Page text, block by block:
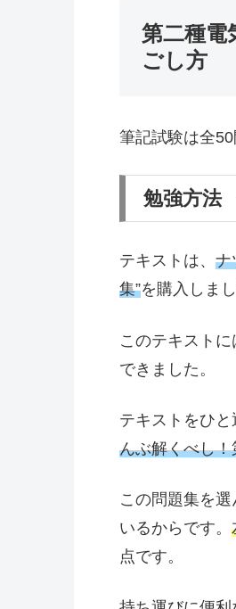
第二種
ごし方
筆記試験は全
勉強方法
テキストは、 ナ
集”を購入しまし
このテキストに
できました。
テキストをひと
んぶ解くべし！
この問題集を選
いるからです。
点です。